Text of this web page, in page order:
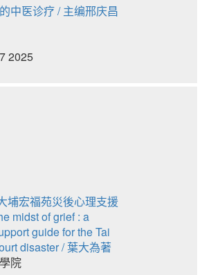
中医诊疗 / 主编邢庆昌
2025
埔宏福苑災後心理支援
midst of grief : a
guide for the Tai
disaster / 葉大為著
院